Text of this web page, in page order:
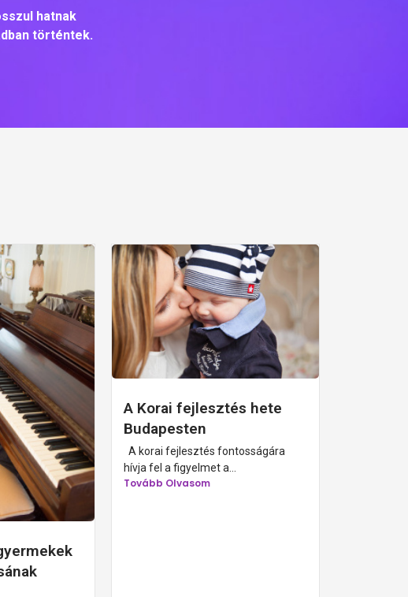
hatnak
történtek.
A Korai fejlesztés hete
Budapesten
A korai fejlesztés fontosságára
hívja fel a figyelmet a...
Tovább Olvasom